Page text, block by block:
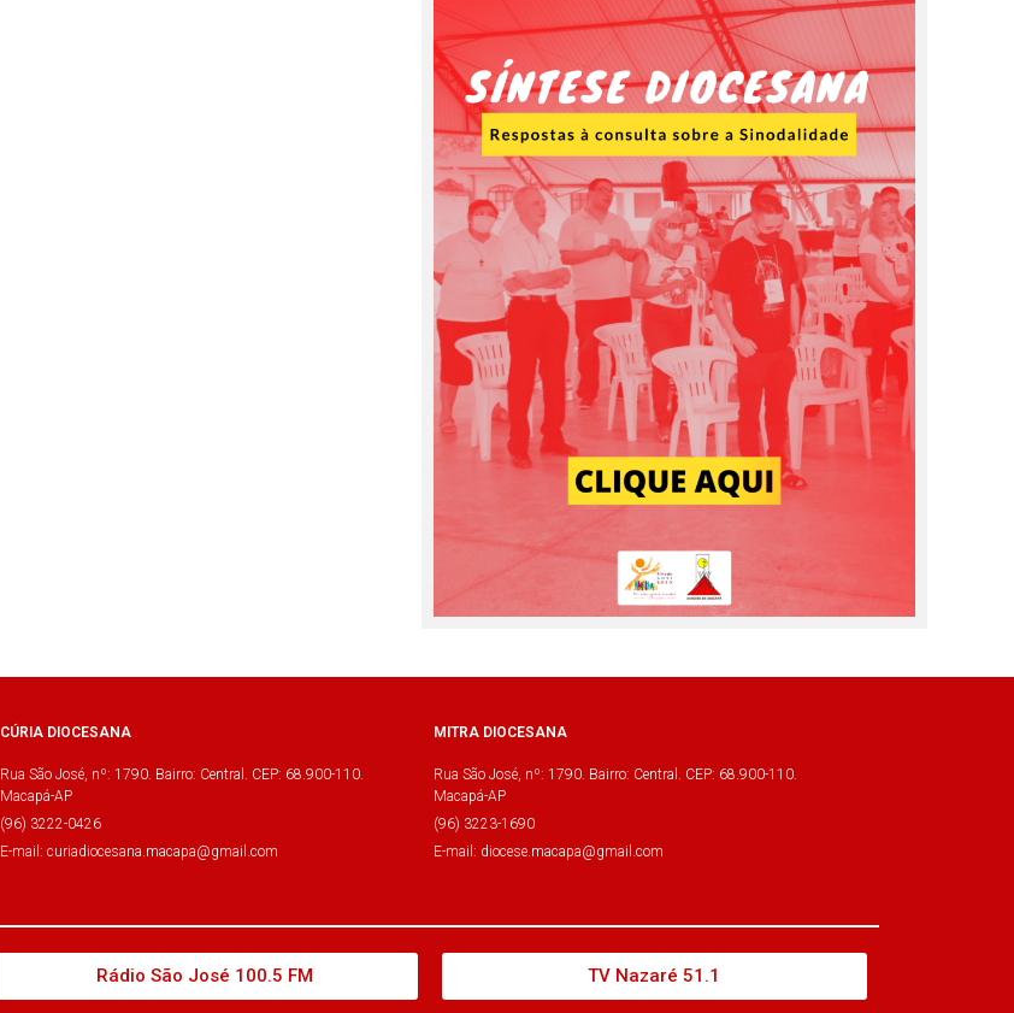
CÚRIA DIOCESANA
Rua São José, nº: 1790. Bairro: Central. CEP: 68.900-110.
Macapá-AP
(96) 3222-0426
E-mail: curiadiocesana.macapa@gmail.com
MITRA DIOCESANA
Rua São José, nº: 1790. Bairro: Central. CEP: 68.900-110.
Macapá-AP
(96) 3223-1690
E-mail: diocese.macapa@gmail.com
Rádio São José 100.5 FM TV Nazaré 51.1